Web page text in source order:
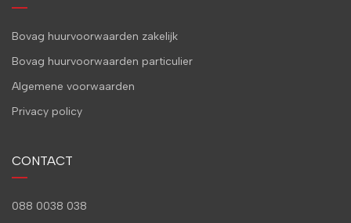
Bovag huurvoorwaarden zakelijk
Bovag huurvoorwaarden particulier
Algemene voorwaarden
Privacy policy
CONTACT
088 0038 038